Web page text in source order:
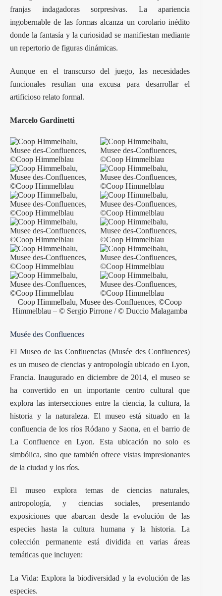
franjas indagadoras sorpresivas. La apariencia
ingobernable de las formas alcanza un corolario inédito
donde la fantasía y la curiosidad se manifiestan mediante
un repertorio de figuras dinámicas.
Aunque en el transcurso del juego, las necesidades
funcionales resultan una excusa para desarrollar el
artificioso relato formal.
Marcelo Gardinetti
Coop Himmelbalu, Musee des-Confluences, ©Coop
Himmelblau – © Sergio Pirrone / © Duccio Malagamba
Musée des Confluences
El Museo de las Confluencias (Musée des Confluences)
es un museo de ciencias y antropología ubicado en Lyon,
Francia. Inaugurado en diciembre de 2014, el museo se
ha convertido en un importante centro cultural que
explora las intersecciones entre la ciencia, la cultura, la
historia y la naturaleza. El museo está situado en la
confluencia de los ríos Ródano y Saona, en el barrio de
La Confluence en Lyon. Esta ubicación no solo es
simbólica, sino que también ofrece vistas impresionantes
de la ciudad y los ríos.
El museo explora temas de ciencias naturales,
antropología, y ciencias sociales, presentando
exposiciones que abarcan desde la evolución de las
especies hasta la cultura humana y la historia. La
colección permanente está dividida en varias áreas
temáticas que incluyen:
La Vida: Explora la biodiversidad y la evolución de las
especies.